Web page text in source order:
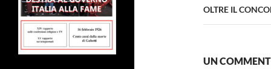
OLTRE IL
UN